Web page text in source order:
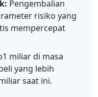
Pengembalian
risiko yang
mempercepat
miliar di masa
yang lebih
saat ini.